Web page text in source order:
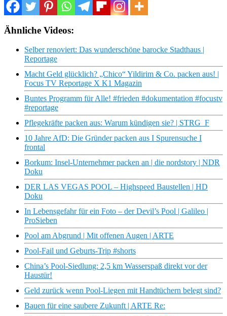
Ähnliche Videos:
Selber renoviert: Das wunderschöne barocke Stadthaus |
Reportage
Macht Geld glücklich? „Chico“ Yildirim & Co. packen aus! |
Focus TV Reportage X K1 Magazin
Buntes Programm für Alle! #frieden #dokumentation #focustv
#reportage
Pflegekräfte packen aus: Warum kündigen sie? | STRG_F
10 Jahre AfD: Die Gründer packen aus I Spurensuche I
frontal
Borkum: Insel-Unternehmer packen an | die nordstory | NDR
Doku
DER LAS VEGAS POOL – Highspeed Baustellen | HD
Doku
In Lebensgefahr für ein Foto – der Devil’s Pool | Galileo |
ProSieben
Pool am Abgrund | Mit offenen Augen | ARTE
Pool-Fail und Geburts-Trip #shorts
China’s Pool-Siedlung: 2,5 km Wasserspaß direkt vor der
Haustür!
Geld zurück wenn Pool-Liegen mit Handtüchern belegt sind?
Bauen für eine saubere Zukunft | ARTE Re: